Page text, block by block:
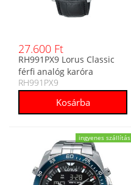
27.600 Ft
RH991PX9 Lorus Classic
férfi analóg karóra
RH991PX9
ingyenes szállítás